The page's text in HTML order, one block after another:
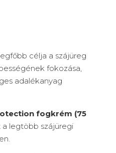
célja a szájüreg
fokozása,
adalékanyag
fogkrém (75
legtöbb szájüregi